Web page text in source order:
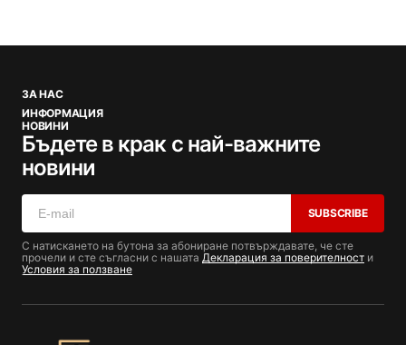
ЗА НАС
ИНФОРМАЦИЯ
НОВИНИ
Бъдете в крак с най-важните
новини
SUBSCRIBE
С натискането на бутона за абониране потвърждавате, че сте
прочели и сте съгласни с нашата Декларация за поверителност и
Условия за ползване